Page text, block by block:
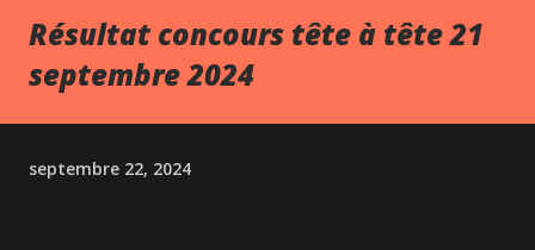
Résultat concours tête à tête 21
septembre 2024
septembre 22, 2024